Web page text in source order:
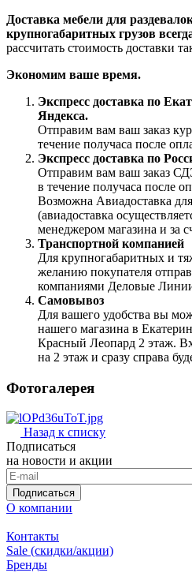
Доставка мебели для
крупногабаритных грузов
рассчитать стоимость доставки
Экономим ваше время.
Экспресс доставка по
Яндекса.
Отправим вам ваш заказ
течение получаса после
Экспресс доставка по
Отправим вам ваш заказ
в течение получаса после
Возможна Авиадоставка
(авиадоставка
менеджером магазина и за
Транспортной компанией
Для крупногабаритных и
желанию покупателя
компаниями Деловые
Самовывоз
Для вашего удобства вы
нашего магазина в
Красный Леопард 2 этаж.
на 2 этаж и сразу справа
Фотогалерея
Назад к списку
Подписаться
на новости и акции
Подписаться
О компании
Контакты
Sale (скидки/акции)
Бренды